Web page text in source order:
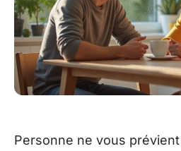
Personne ne vous